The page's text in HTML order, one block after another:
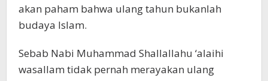
akan paham bahwa ulang tahun bukanlah
budaya Islam.
Sebab Nabi Muhammad Shallallahu ‘alaihi
wasallam tidak pernah merayakan ulang